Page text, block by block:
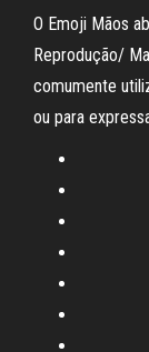
O Emoji Mãos
Reprodução/
comumente
ou para